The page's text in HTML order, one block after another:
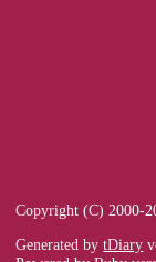
Copyright (C) 2000-
Generated bytDiary